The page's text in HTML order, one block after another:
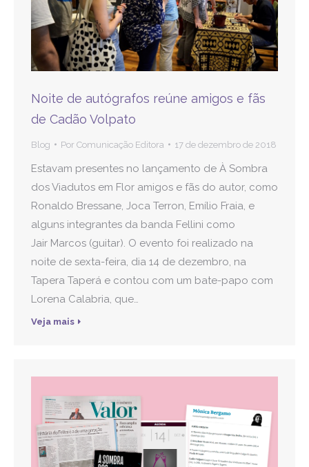
Noite de autógrafos reúne amigos e fãs
de Cadão Volpato
Blog Por Comunicação Editora 17 de dezembro de 2018
Estavam presentes no lançamento de À Sombra
dos Viadutos em Flor amigos e fãs do autor, como
Ronaldo Bressane, Joca Terron, Emílio Fraia, e
alguns integrantes da banda Fellini como
Jair Marcos (guitar). O evento foi realizado na
noite de sexta-feira, dia 14 de dezembro, na
Tapera Taperá e contou com um bate-papo com
Lorena Calabria, que…
Veja mais